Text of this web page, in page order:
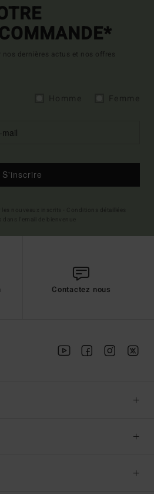
dernières actus et nos offres
S'inscrire
Contactez nous